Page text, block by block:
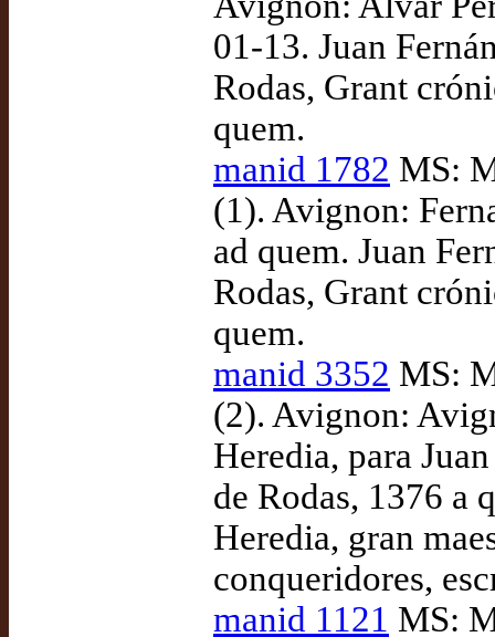
01-13. Juan
Rodas, Grant
quem.
manid 1782 MS:
(1). Avignon:
ad quem. Juan
Rodas, Grant
quem.
manid 3352 MS:
(2). Avignon:
Heredia, para
de Rodas, 1376 a
Heredia, gran
conqueridores,
manid 1121 MS: